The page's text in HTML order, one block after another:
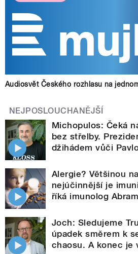
Audiosvět Českého rozhlasu na
NEJPOSLOUCHANĚJŠÍ
Michopulos: Čeká
bez střelby.
džihádem vůči
Alergie? Většinou
nejúčinnější je
říká imunolog
Joch: Sledujeme
úpadek směrem k
chaosu. A konec je